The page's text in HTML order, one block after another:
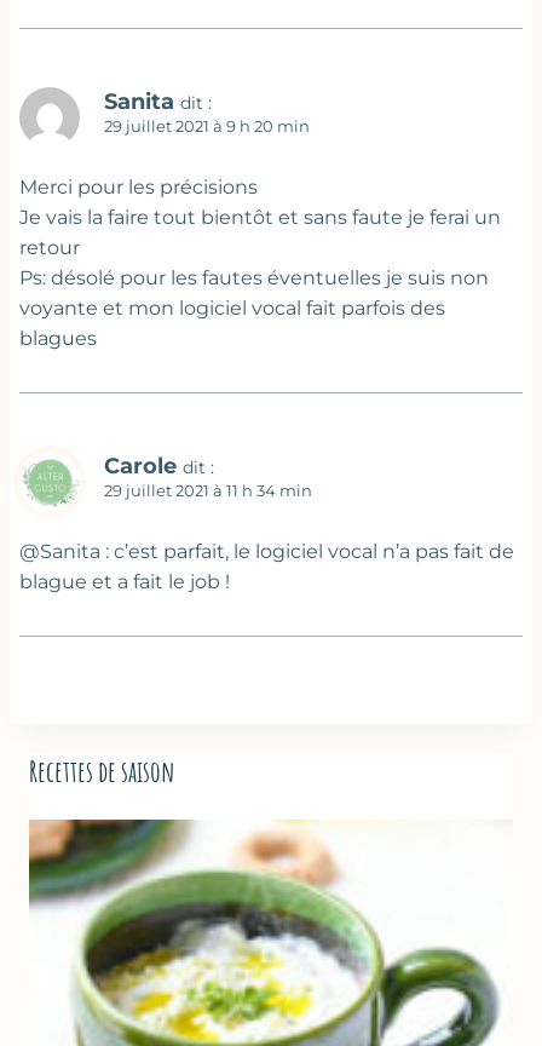
Sanita dit :
29 juillet 2021 à 9 h 20 min
Merci pour les précisions
Je vais la faire tout bientôt et sans faute je ferai un
retour
Ps: désolé pour les fautes éventuelles je suis non
voyante et mon logiciel vocal fait parfois des
blagues
Carole dit :
29 juillet 2021 à 11 h 34 min
@Sanita : c’est parfait, le logiciel vocal n’a pas fait de
blague et a fait le job !
Recettes de saison